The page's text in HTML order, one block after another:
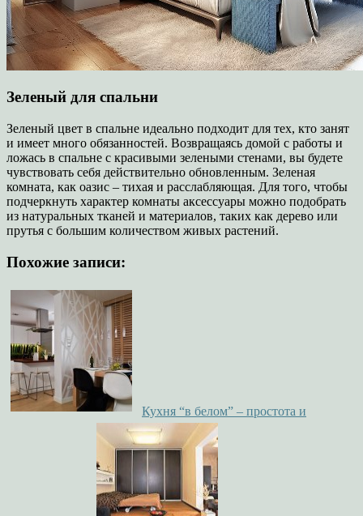
Зеленый для спальни
Зеленый цвет в спальне идеально подходит для тех, кто занят
и имеет много обязанностей. Возвращаясь домой с работы и
ложась в спальне с красивыми зелеными стенами, вы будете
чувствовать себя действительно обновленным. Зеленая
комната, как оазис – тихая и расслабляющая. Для того, чтобы
подчеркнуть характер комнаты аксессуары можно подобрать
из натуральных тканей и материалов, таких как дерево или
прутья с большим количеством живых растений.
Похожие записи:
Кухня “в белом” – простота и